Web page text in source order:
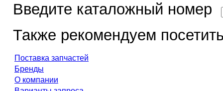
Введите каталожный номер
Также рекомендуем
Поставка запчастей
Бренды
О компании